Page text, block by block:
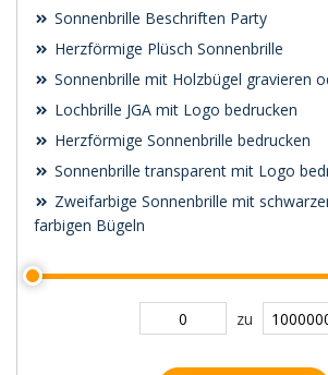
Sonnenbrille Beschriften Party
Herzförmige Plüsch Sonnenbrille
Sonnenbrille mit Holzbügel gravieren
Lochbrille JGA mit Logo bedrucken
Herzförmige Sonnenbrille bedrucken
Sonnenbrille transparent mit Logo
Zweifarbige Sonnenbrille mit
farbigen Bügeln
zu